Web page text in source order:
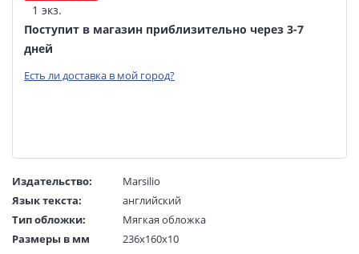
1 экз.
Поступит в магазин приблизительно через 3-7
дней
Есть ли доставка в мой город?
Издательство:
Marsilio
Язык текста:
английский
Тип обложки:
Мягкая обложка
Размеры в мм
236x160x10